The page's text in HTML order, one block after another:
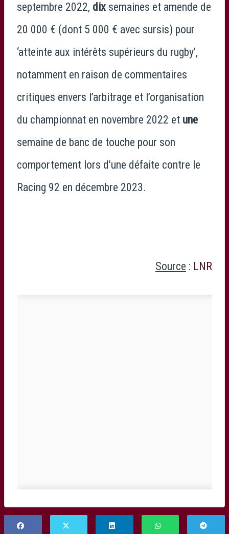
septembre 2022, dix semaines et amende de
20 000 € (dont 5 000 € avec sursis) pour
‘atteinte aux intérêts supérieurs du rugby’,
notamment en raison de commentaires
critiques envers l’arbitrage et l’organisation
du championnat en novembre 2022 et une
semaine de banc de touche pour son
comportement lors d’une défaite contre le
Racing 92 en décembre 2023.
Source : LNR